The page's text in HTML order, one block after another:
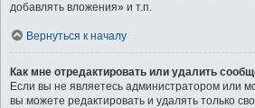
добавлять вложения» и т.п.
Вернуться к началу
Как мне отредактировать или удалить
Если вы не являетесь администратором или
вы можете редактировать и удалять только